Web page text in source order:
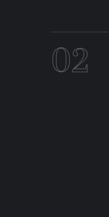
02